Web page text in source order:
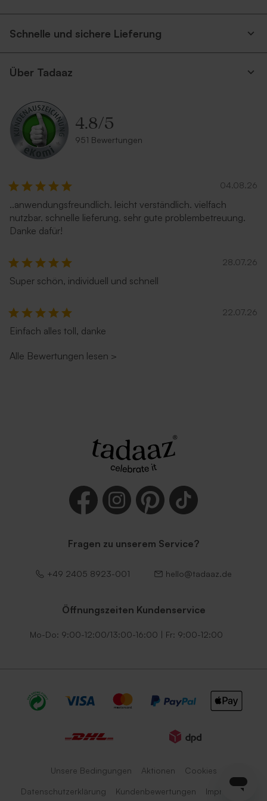
Schnelle und sichere Lieferung
Über Tadaaz
4.8/5
951 Bewertungen
04.08.26
..anwendungsfreundlich. leicht verständlich. vielfach
nutzbar. schnelle lieferung. sehr gute problembetreuung.
Danke dafür!
28.07.26
Super schön, individuell und schnell
22.07.26
Einfach alles toll, danke
Alle Bewertungen lesen >
Fragen zu unserem Service?
+49 2405 8923-001 hello@tadaaz.de
Öffnungszeiten Kundenservice
Mo-Do: 9:00-12:00/13:00-16:00 | Fr: 9:00-12:00
Unsere Bedingungen Aktionen Cookies
Datenschutzerklärung Kundenbewertungen Impressum